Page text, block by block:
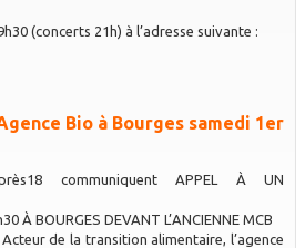
(concerts 21h) à l’adresse suivante :
Bio à Bourges samedi 1er
communiquent APPEL À UN
À BOURGES DEVANT L’ANCIENNE MCB
Acteur de la transition alimentaire, l’agence